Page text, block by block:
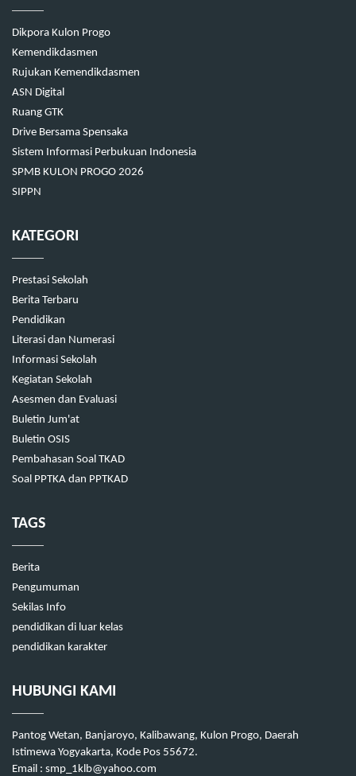
Dikpora Kulon Progo
Kemendikdasmen
Rujukan Kemendikdasmen
ASN Digital
Ruang GTK
Drive Bersama Spensaka
Sistem Informasi Perbukuan Indonesia
SPMB KULON PROGO 2026
SIPPN
KATEGORI
Prestasi Sekolah
Berita Terbaru
Pendidikan
Literasi dan Numerasi
Informasi Sekolah
Kegiatan Sekolah
Asesmen dan Evaluasi
Buletin Jum'at
Buletin OSIS
Pembahasan Soal TKAD
Soal PPTKA dan PPTKAD
TAGS
Berita
Pengumuman
Sekilas Info
pendidikan di luar kelas
pendidikan karakter
HUBUNGI KAMI
Pantog Wetan, Banjaroyo, Kalibawang, Kulon Progo, Daerah
Istimewa Yogyakarta, Kode Pos 55672.
Email : smp_1klb@yahoo.com